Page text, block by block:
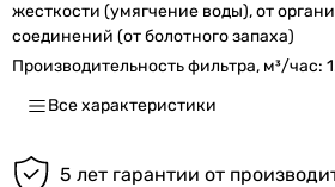
жесткости (умягчение воды), от
соединений (от болотного запаха)
Производительность фильтра, м³/час:
Все характеристики
5 лет гарантии от